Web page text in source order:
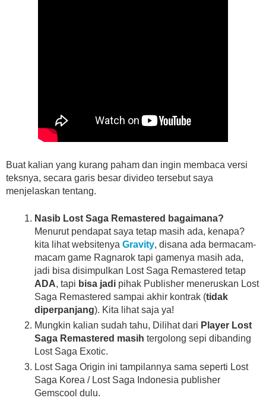
Buat kalian yang kurang paham dan ingin membaca versi
teksnya, secara garis besar divideo tersebut saya
menjelaskan tentang.
Nasib Lost Saga Remastered bagaimana?
Menurut pendapat saya tetap masih ada, kenapa?
kita lihat websitenya Gravity, disana ada bermacam-
macam game Ragnarok tapi gamenya masih ada,
jadi bisa disimpulkan Lost Saga Remastered tetap
ADA, tapi bisa jadi pihak Publisher meneruskan Lost
Saga Remastered sampai akhir kontrak (tidak
diperpanjang). Kita lihat saja ya!
Mungkin kalian sudah tahu, Dilihat dari Player Lost
Saga Remastered masih tergolong sepi dibanding
Lost Saga Exotic.
Lost Saga Origin ini tampilannya sama seperti Lost
Saga Korea / Lost Saga Indonesia publisher
Gemscool dulu.